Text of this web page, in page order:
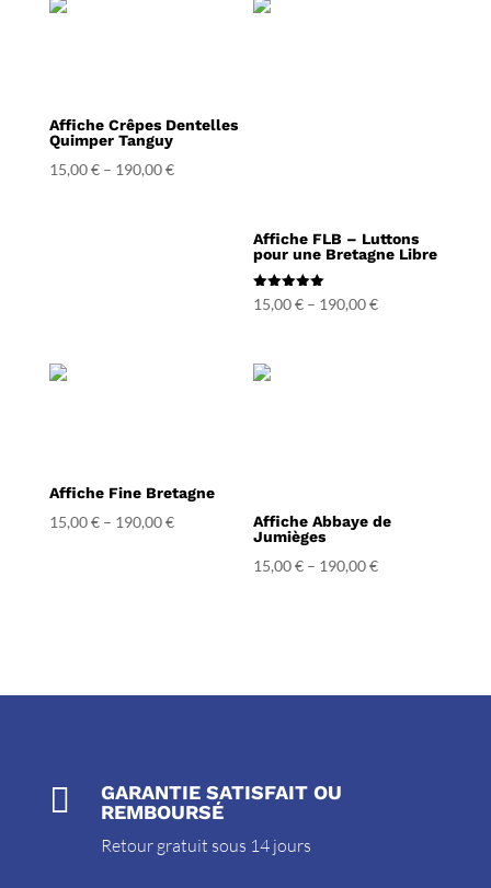
Affiche Crêpes Dentelles
Quimper Tanguy
15,00€– 190,00€
Affiche FLB – Luttons
pour une Bretagne Libre
Note
5.00
15,00€ – 190,00€
Affiche Fine Bretagne
15,00€– 190,00€
Affiche Abbaye de
Jumièges
15,00€ – 190,00€

GARANTIE SATISFAIT OU
REMBOURSÉ
Retour gratuit sous 14 jours